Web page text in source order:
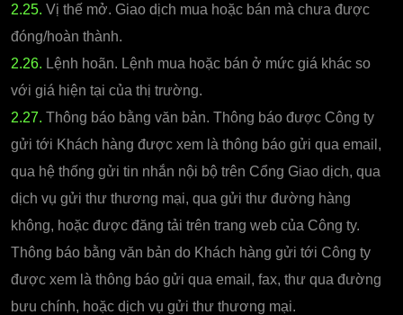
2.25. Vị thế mở. Giao dịch mua hoặc bán mà chưa được
đóng/hoàn thành.
2.26. Lệnh hoãn. Lệnh mua hoặc bán ở mức giá khác so
với giá hiện tại của thị trường.
2.27. Thông báo bằng văn bản. Thông báo được Công ty
gửi tới Khách hàng được xem là thông báo gửi qua email,
qua hệ thống gửi tin nhắn nội bộ trên Cổng Giao dịch, qua
dịch vụ gửi thư thương mại, qua gửi thư đường hàng
không, hoặc được đăng tải trên trang web của Công ty.
Thông báo bằng văn bản do Khách hàng gửi tới Công ty
được xem là thông báo gửi qua email, fax, thư qua đường
bưu chính, hoặc dịch vụ gửi thư thương mại.